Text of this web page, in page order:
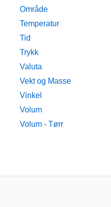
Område
Temperatur
Tid
Trykk
Valuta
Vekt og Masse
Vinkel
Volum
Volum - Tørr